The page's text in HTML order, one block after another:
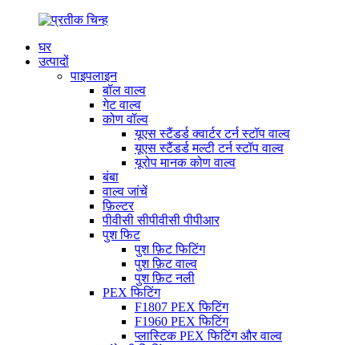
घर
उत्पादों
पाइपलाइन
बॉल वाल्व
गेट वाल्व
कोण वॉल्व
यूएस स्टैंडर्ड क्वार्टर टर्न स्टॉप वाल्व
यूएस स्टैंडर्ड मल्टी टर्न स्टॉप वाल्व
यूरोप मानक कोण वाल्व
बंबा
वाल्व जांचें
फ़िल्टर
पीवीसी सीपीवीसी पीपीआर
पुश फिट
पुश फ़िट फिटिंग
पुश फ़िट वाल्व
पुश फ़िट नली
PEX फिटिंग
F1807 PEX फिटिंग
F1960 PEX फिटिंग
प्लास्टिक PEX फिटिंग और वाल्व